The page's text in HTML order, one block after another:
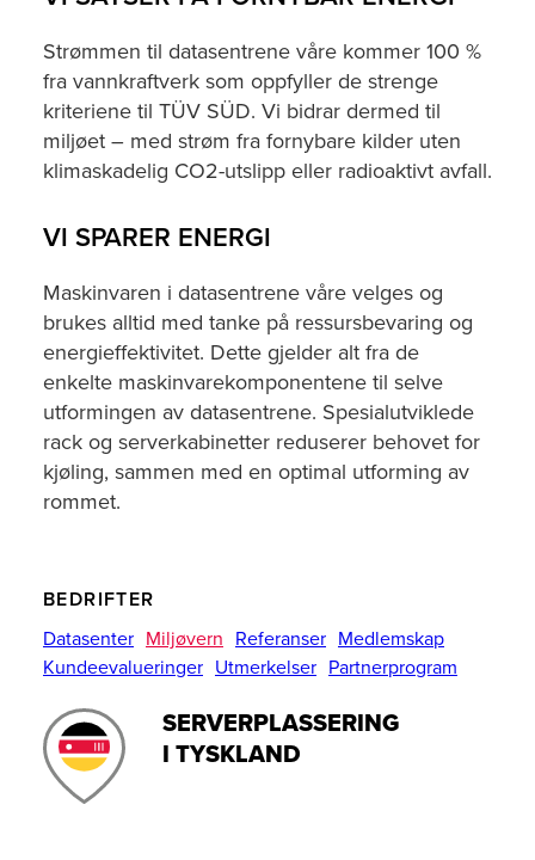
Strømmen til datasentrene våre kommer 100 %
fra vannkraftverk som oppfyller de strenge
kriteriene til TÜV SÜD. Vi bidrar dermed til
miljøet – med strøm fra fornybare kilder uten
klimaskadelig CO2-utslipp eller radioaktivt avfall.
VI SPARER ENERGI
Maskinvaren i datasentrene våre velges og
brukes alltid med tanke på ressursbevaring og
energieffektivitet. Dette gjelder alt fra de
enkelte maskinvarekomponentene til selve
utformingen av datasentrene. Spesialutviklede
rack og serverkabinetter reduserer behovet for
kjøling, sammen med en optimal utforming av
rommet.
BEDRIFTER
Datasenter Miljøvern Referanser Medlemskap
Kundeevalueringer Utmerkelser Partnerprogram
SERVERPLASSERING
I TYSKLAND